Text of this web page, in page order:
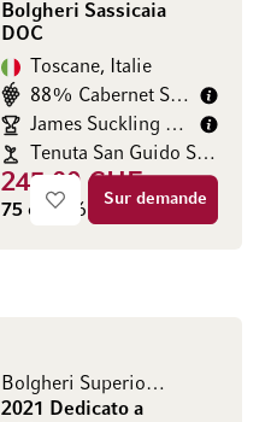
Bolgheri Sassicaia
DOC
Toscane, Italie
88% Cabernet Sauvignon
James Suckling 98/100
Tenuta San Guido Sassicaia
245.00 CHF
75 cl (326.67 CHF / l)
Sur demande
Bolgheri Superiore DOC
2021 Dedicato a